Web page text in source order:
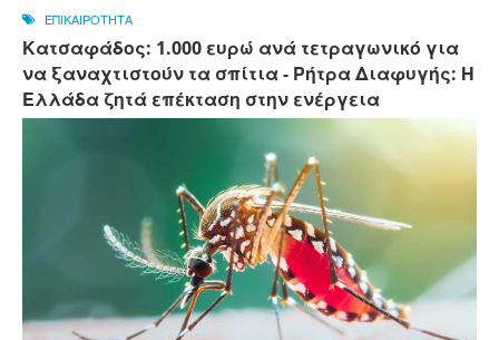
ΕΠΙΚΑΙΡΟΤΗΤΑ
Κατσαφάδος: 1.000 ευρώ ανά τετραγωνικό για
να ξαναχτιστούν τα σπίτια - Ρήτρα Διαφυγής: Η
Ελλάδα ζητά επέκταση στην ενέργεια